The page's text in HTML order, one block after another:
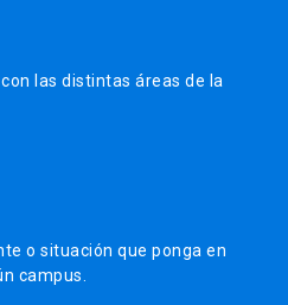
las distintas áreas de la
o situación que ponga en
campus.